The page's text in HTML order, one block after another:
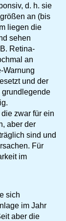
d. h. sie
an (bis
liegen die
sehen
Retina-
an
Warnung
und der
grundlegende
zwar für ein
aber der
sind und
Für
im
sich
im Jahr
aber die